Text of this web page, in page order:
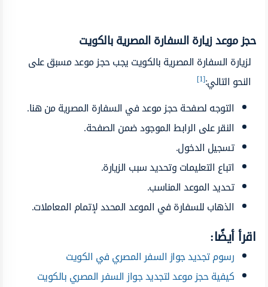
حجز موعد زيارة السفارة المصرية بالكويت
لزيارة السفارة المصرية بالكويت يجب حجز موعد مسبق على
النحو التالي:[1]
التوجه لصفحة حجز موعد في السفارة المصرية من هنا.
النقر على الرابط الموجود ضمن الصفحة.
تسجيل الدخول.
اتباع التعليمات وتحديد سبب الزيارة.
تحديد الموعد المناسب.
الذهاب للسفارة في الموعد المحدد لإتمام المعاملات.
اقرأ أيضًا:
رسوم تجديد جواز السفر المصري في الكويت
كيفية حجز موعد لتجديد جواز السفر المصري بالكويت